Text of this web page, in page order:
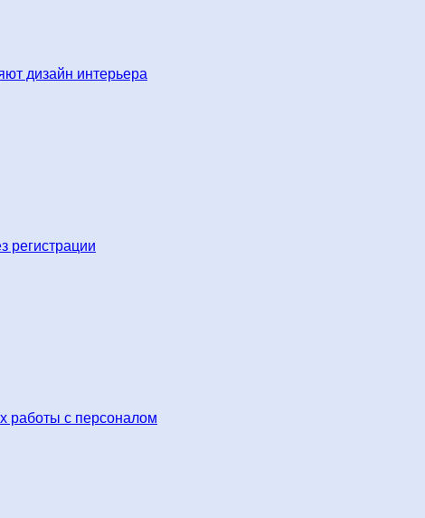
дизайн интерьера
регистрации
работы с персоналом